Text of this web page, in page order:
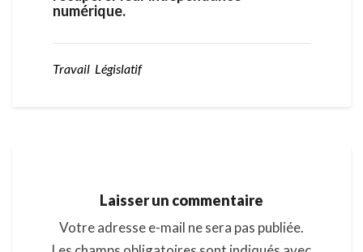
numérique.
Travail Législatif
Laisser un commentaire
Votre adresse e-mail ne sera pas publiée.